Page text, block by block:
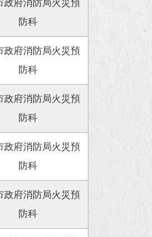
政府消防局火災預
防科
政府消防局火災預
防科
政府消防局火災預
防科
政府消防局火災預
防科
政府消防局火災預
防科